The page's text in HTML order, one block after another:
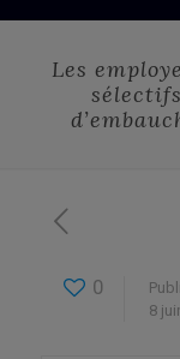
Les
0
8